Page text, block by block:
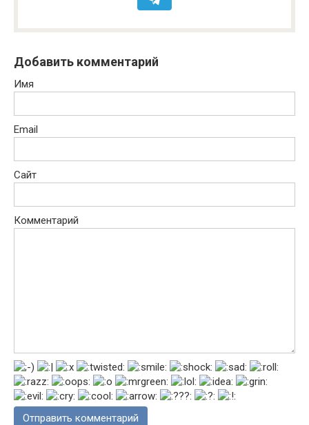
Добавить комментарий
Имя
Email
Сайт
Комментарий